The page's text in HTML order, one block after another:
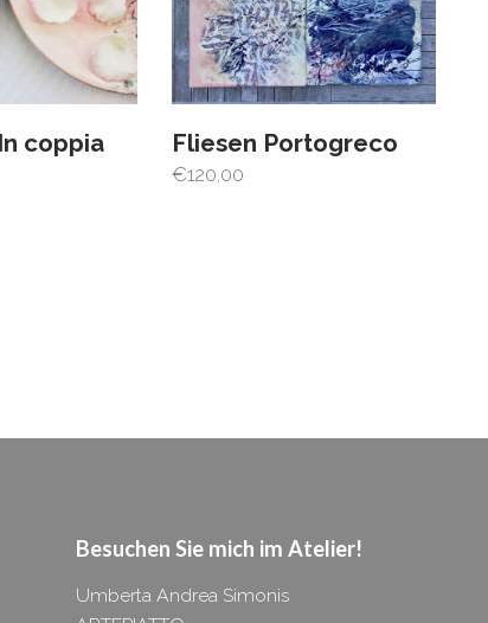
coppia Fliesen Portogreco
€120,00
Besuchen Sie mich im Atelier!
Umberta Andrea Simonis